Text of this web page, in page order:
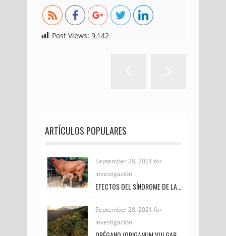
Post Views: 9,142
ARTÍCULOS POPULARES
September 28, 2021 for
investigación
September 28, 2021 for
investigación